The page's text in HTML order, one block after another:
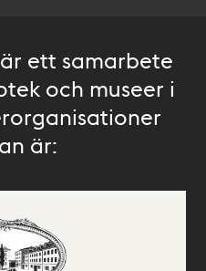
ett samarbete
och museer i
är: